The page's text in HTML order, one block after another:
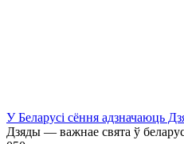
У Беларусі сёння адзначаюць
Дзяды — важнае свята ў